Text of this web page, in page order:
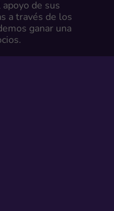
apoyo de sus
a través de los
ganar una